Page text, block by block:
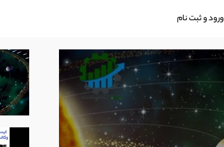
ورود و ثبت نام